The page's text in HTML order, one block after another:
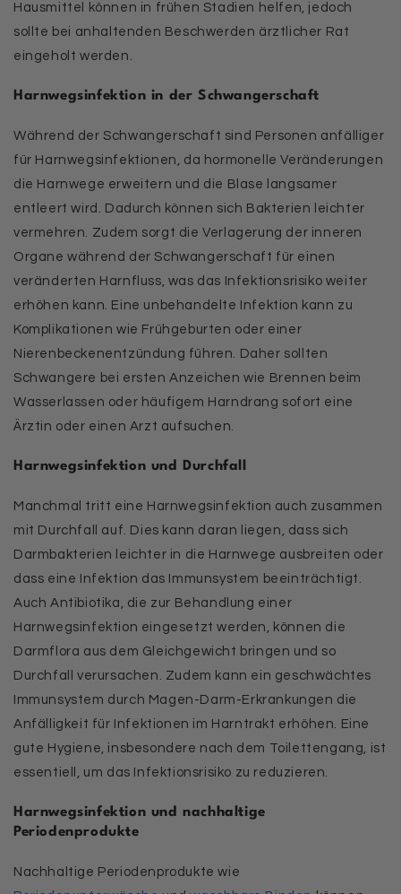
Hausmittel können in frühen Stadien helfen, jedoch
sollte bei anhaltenden Beschwerden ärztlicher Rat
eingeholt werden.
Harnwegsinfektion in der Schwangerschaft
Während der Schwangerschaft sind Personen anfälliger
für Harnwegsinfektionen, da hormonelle Veränderungen
die Harnwege erweitern und die Blase langsamer
entleert wird. Dadurch können sich Bakterien leichter
vermehren. Zudem sorgt die Verlagerung der inneren
Organe während der Schwangerschaft für einen
veränderten Harnfluss, was das Infektionsrisiko weiter
erhöhen kann. Eine unbehandelte Infektion kann zu
Komplikationen wie Frühgeburten oder einer
Nierenbeckenentzündung führen. Daher sollten
Schwangere bei ersten Anzeichen wie Brennen beim
Wasserlassen oder häufigem Harndrang sofort eine
Ärztin oder einen Arzt aufsuchen.
Harnwegsinfektion und Durchfall
Manchmal tritt eine Harnwegsinfektion auch zusammen
mit Durchfall auf. Dies kann daran liegen, dass sich
Darmbakterien leichter in die Harnwege ausbreiten oder
dass eine Infektion das Immunsystem beeinträchtigt.
Auch Antibiotika, die zur Behandlung einer
Harnwegsinfektion eingesetzt werden, können die
Darmflora aus dem Gleichgewicht bringen und so
Durchfall verursachen. Zudem kann ein geschwächtes
Immunsystem durch Magen-Darm-Erkrankungen die
Anfälligkeit für Infektionen im Harntrakt erhöhen. Eine
gute Hygiene, insbesondere nach dem Toilettengang, ist
essentiell, um das Infektionsrisiko zu reduzieren.
Harnwegsinfektion und nachhaltige
Periodenprodukte
Nachhaltige Periodenprodukte wie